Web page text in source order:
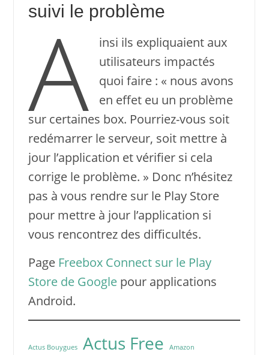
suivi le problème
A
insi ils expliquaient aux
utilisateurs impactés
quoi faire : « nous avons
en effet eu un problème
sur certaines box. Pourriez-vous soit
redémarrer le serveur, soit mettre à
jour l’application et vérifier si cela
corrige le problème. » Donc n’hésitez
pas à vous rendre sur le Play Store
pour mettre à jour l’application si
vous rencontrez des difficultés.
Page Freebox Connect sur le Play
Store de Googlepour applications
Android.
Actus Bouygues Actus Free Amazon